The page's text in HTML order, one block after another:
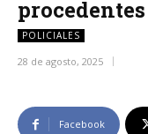
POLICIALES
28 de agosto, 2025
Facebook